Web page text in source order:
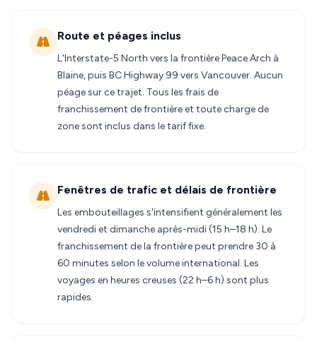
Route et péages inclus
L'Interstate-5 North vers la frontière Peace Arch à
Blaine, puis BC Highway 99 vers Vancouver. Aucun
péage sur ce trajet. Tous les frais de
franchissement de frontière et toute charge de
zone sont inclus dans le tarif fixe.
Fenêtres de trafic et délais de frontière
Les embouteillages s'intensifient généralement les
vendredi et dimanche après-midi (15 h–18 h). Le
franchissement de la frontière peut prendre 30 à
60 minutes selon le volume international. Les
voyages en heures creuses (22 h–6 h) sont plus
rapides.